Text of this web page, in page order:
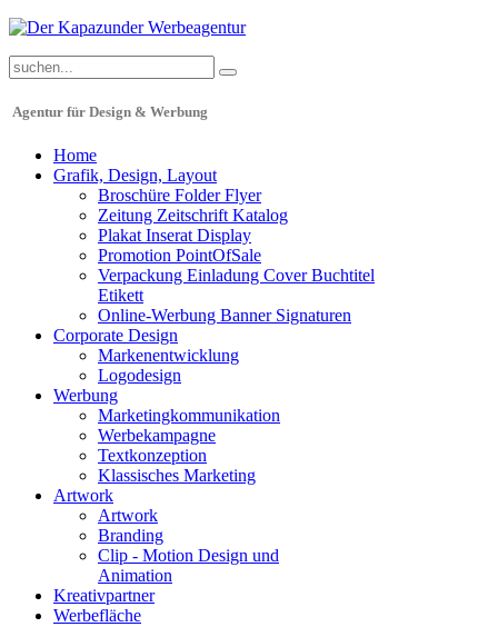
Agentur für Design & Werbung
Home
Grafik, Design, Layout
Broschüre Folder Flyer
Zeitung Zeitschrift Katalog
Plakat Inserat Display
Promotion PointOfSale
Verpackung Einladung Cover Buchtitel
Etikett
Online-Werbung Banner Signaturen
Corporate Design
Markenentwicklung
Logodesign
Werbung
Marketingkommunikation
Werbekampagne
Textkonzeption
Klassisches Marketing
Artwork
Artwork
Branding
Clip - Motion Design und
Animation
Kreativpartner
Werbefläche